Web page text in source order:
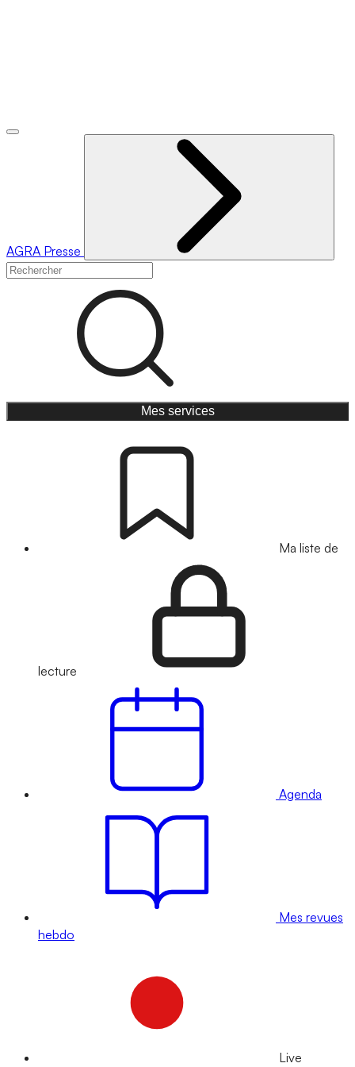
AGRA Presse
Mes services
Ma liste de
lecture
Agenda
Mes revues
hebdo
Live